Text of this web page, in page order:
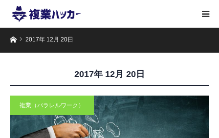
ホーム2017年 12月 20日
2017年 12月 20日
複業（パラレルワーク）